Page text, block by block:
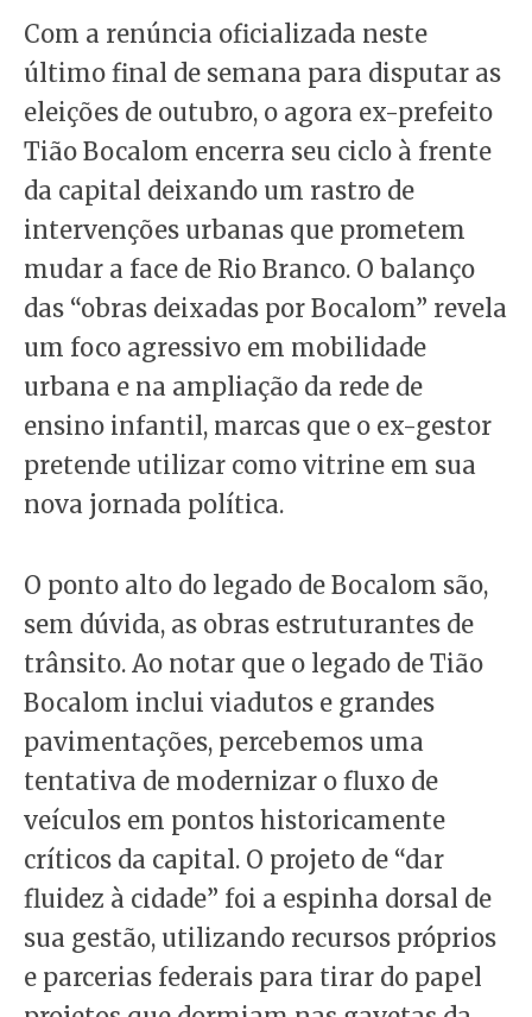
Com a renúncia oficializada neste
último final de semana para disputar as
eleições de outubro, o agora ex-prefeito
Tião Bocalom encerra seu ciclo à frente
da capital deixando um rastro de
intervenções urbanas que prometem
mudar a face de Rio Branco. O balanço
das “obras deixadas por Bocalom” revela
um foco agressivo em mobilidade
urbana e na ampliação da rede de
ensino infantil, marcas que o ex-gestor
pretende utilizar como vitrine em sua
nova jornada política.
O ponto alto do legado de Bocalom são,
sem dúvida, as obras estruturantes de
trânsito. Ao notar que o legado de Tião
Bocalom inclui viadutos e grandes
pavimentações, percebemos uma
tentativa de modernizar o fluxo de
veículos em pontos historicamente
críticos da capital. O projeto de “dar
fluidez à cidade” foi a espinha dorsal de
sua gestão, utilizando recursos próprios
e parcerias federais para tirar do papel